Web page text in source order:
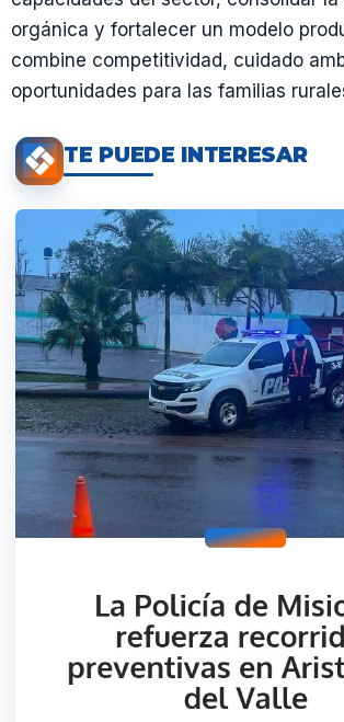
orgánica y fortalecer un modelo
combine competitividad, cuidado
oportunidades para las familias
TE PUEDE INTERESAR